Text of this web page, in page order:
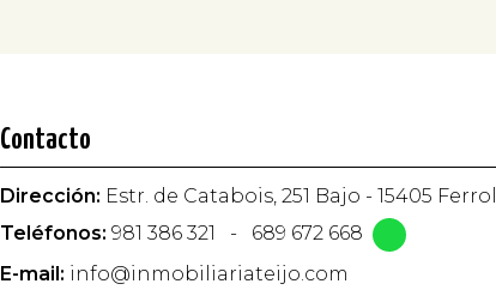
Contacto
Dirección: Estr. de Catabois, 251 Bajo - 15405 Ferrol
Teléfonos: 981 386 321 -
689 672 668
E-mail: info@inmobiliariateijo.com